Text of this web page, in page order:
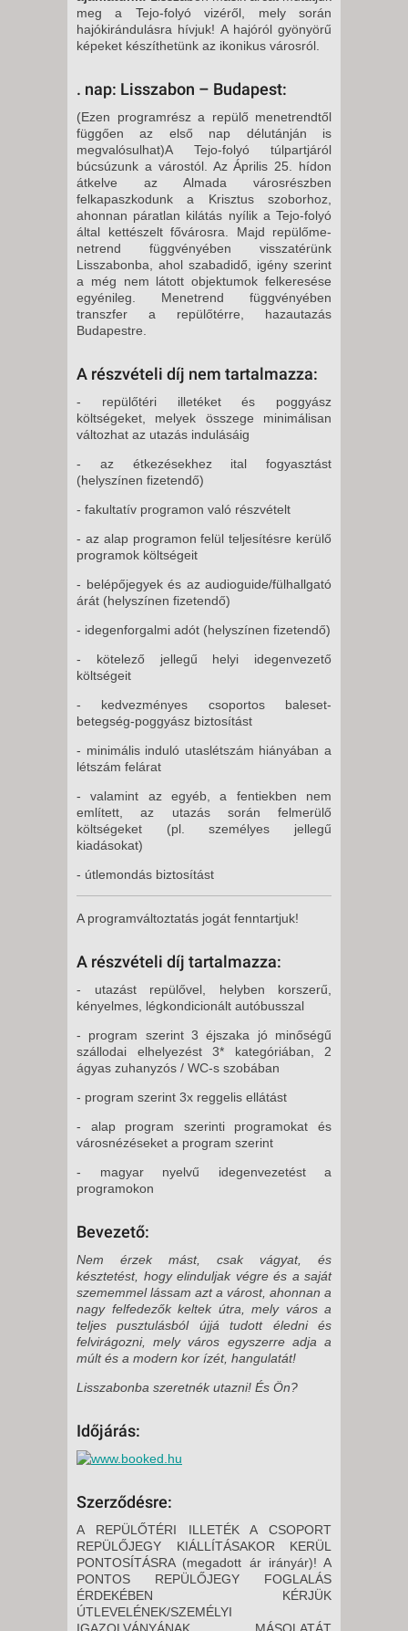
meg a Tejo-fo­lyó vizéről, mely során
hajókirándu­lásra hívjuk! A hajóról gyönyörű
képe­ket készíthetünk az ikonikus városról.
. nap: Lisszabon – Budapest:
(Ezen programrész a repülő menet­rendtől
függően az első nap délután­ján is
megvalósulhat)A Tejo-folyó túlpartjáról
búcsúzunk a várostól. Az Április 25. hídon
átkelve az Almada városrészben
felkapaszko­dunk a Krisztus szoborhoz,
ahonnan páratlan kilátás nyílik a Tejo-folyó
által kettészelt fővárosra. Majd repülőme­
netrend függvényében visszatérünk
Lisszabonba, ahol szabadidő, igény szerint
a még nem látott objektumok felkeresése
egyénileg. Menetrend függvényében
transzfer a repülőtérre, hazautazás
Budapestre.
A részvételi díj nem tartalmazza:
- repülőtéri illetéket és poggyász
költségeket, melyek összege minimálisan
változhat az utazás indulásáig
- az étkezésekhez ital fogyasztást
(helyszínen fizetendő)
- fakultatív programon való részvételt
- az alap programon felül teljesítésre kerülő
programok költségeit
- belépőjegyek és az audioguide/fülhallgató
árát (helyszínen fizetendő)
- idegenforgalmi adót (helyszínen fizetendő)
- kötelező jellegű helyi idegenvezető
költségeit
- kedvezményes csoportos baleset-
betegség-poggyász biztosítást
- minimális induló utaslétszám hiányában a
létszám felárat
- valamint az egyéb, a fentiekben nem
említett, az utazás során felmerülő
költségeket (pl. személyes jellegű
kiadásokat)
- útlemondás biztosítást
A programváltoztatás jogát fenntartjuk!
A részvételi díj tartalmazza:
- utazást repülővel, helyben korszerű,
kényelmes, légkondicionált autóbusszal
- program szerint 3 éjszaka jó minőségű
szállodai elhelyezést 3* kategóriában, 2
ágyas zuhanyzós / WC-s szobában
- program szerint 3x reggelis ellátást
- alap program szerinti programokat és
városnézéseket a program szerint
- magyar nyelvű idegenvezetést a
programokon
Bevezető:
Nem érzek mást, csak vágyat, és
késztetést, hogy elinduljak végre és a saját
szememmel lássam azt a várost, ahonnan a
nagy felfedezők keltek útra, mely város a
teljes pusztulásból újjá tudott éledni és
felvirágozni, mely város egyszerre adja a
múlt és a modern kor ízét, hangulatát!
Lisszabonba szeretnék utazni! És Ön?
Időjárás:
Szerződésre:
A REPÜLŐTÉRI ILLETÉK A CSOPORT
REPÜLŐJEGY KIÁLLÍTÁSAKOR KERÜL
PONTOSÍTÁSRA (megadott ár irányár)! A
PONTOS REPÜLŐJEGY FOGLALÁS
ÉRDEKÉBEN KÉRJÜK
ÚTLEVELÉNEK/SZEMÉLYI
IGAZOLVÁNYÁNAK MÁSOLATÁT